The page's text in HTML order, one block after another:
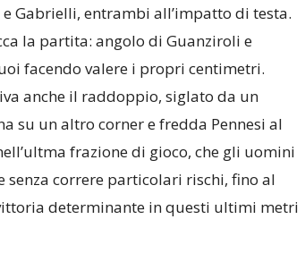
Gabrielli, entrambi all’impatto di testa.
la partita: angolo di Guanziroli e
facendo valere i propri centimetri.
anche il raddoppio, siglato da un
su un altro corner e fredda Pennesi al
frazione di gioco, che gli uomini
senza correre particolari rischi, fino al
determinante in questi ultimi metri